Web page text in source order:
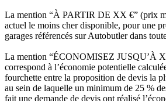
La mention “À PARTIR DE XX €” (prix
actuel le moins cher disponible, pour une
garages référencés sur Autobutler dans
La mention “ÉCONOMISEZ JUSQU’À
correspond à l’économie potentielle
fourchette entre la proposition de devis la
au sein de laquelle un minimum de 25 %
fait une demande de devis ont réalisé